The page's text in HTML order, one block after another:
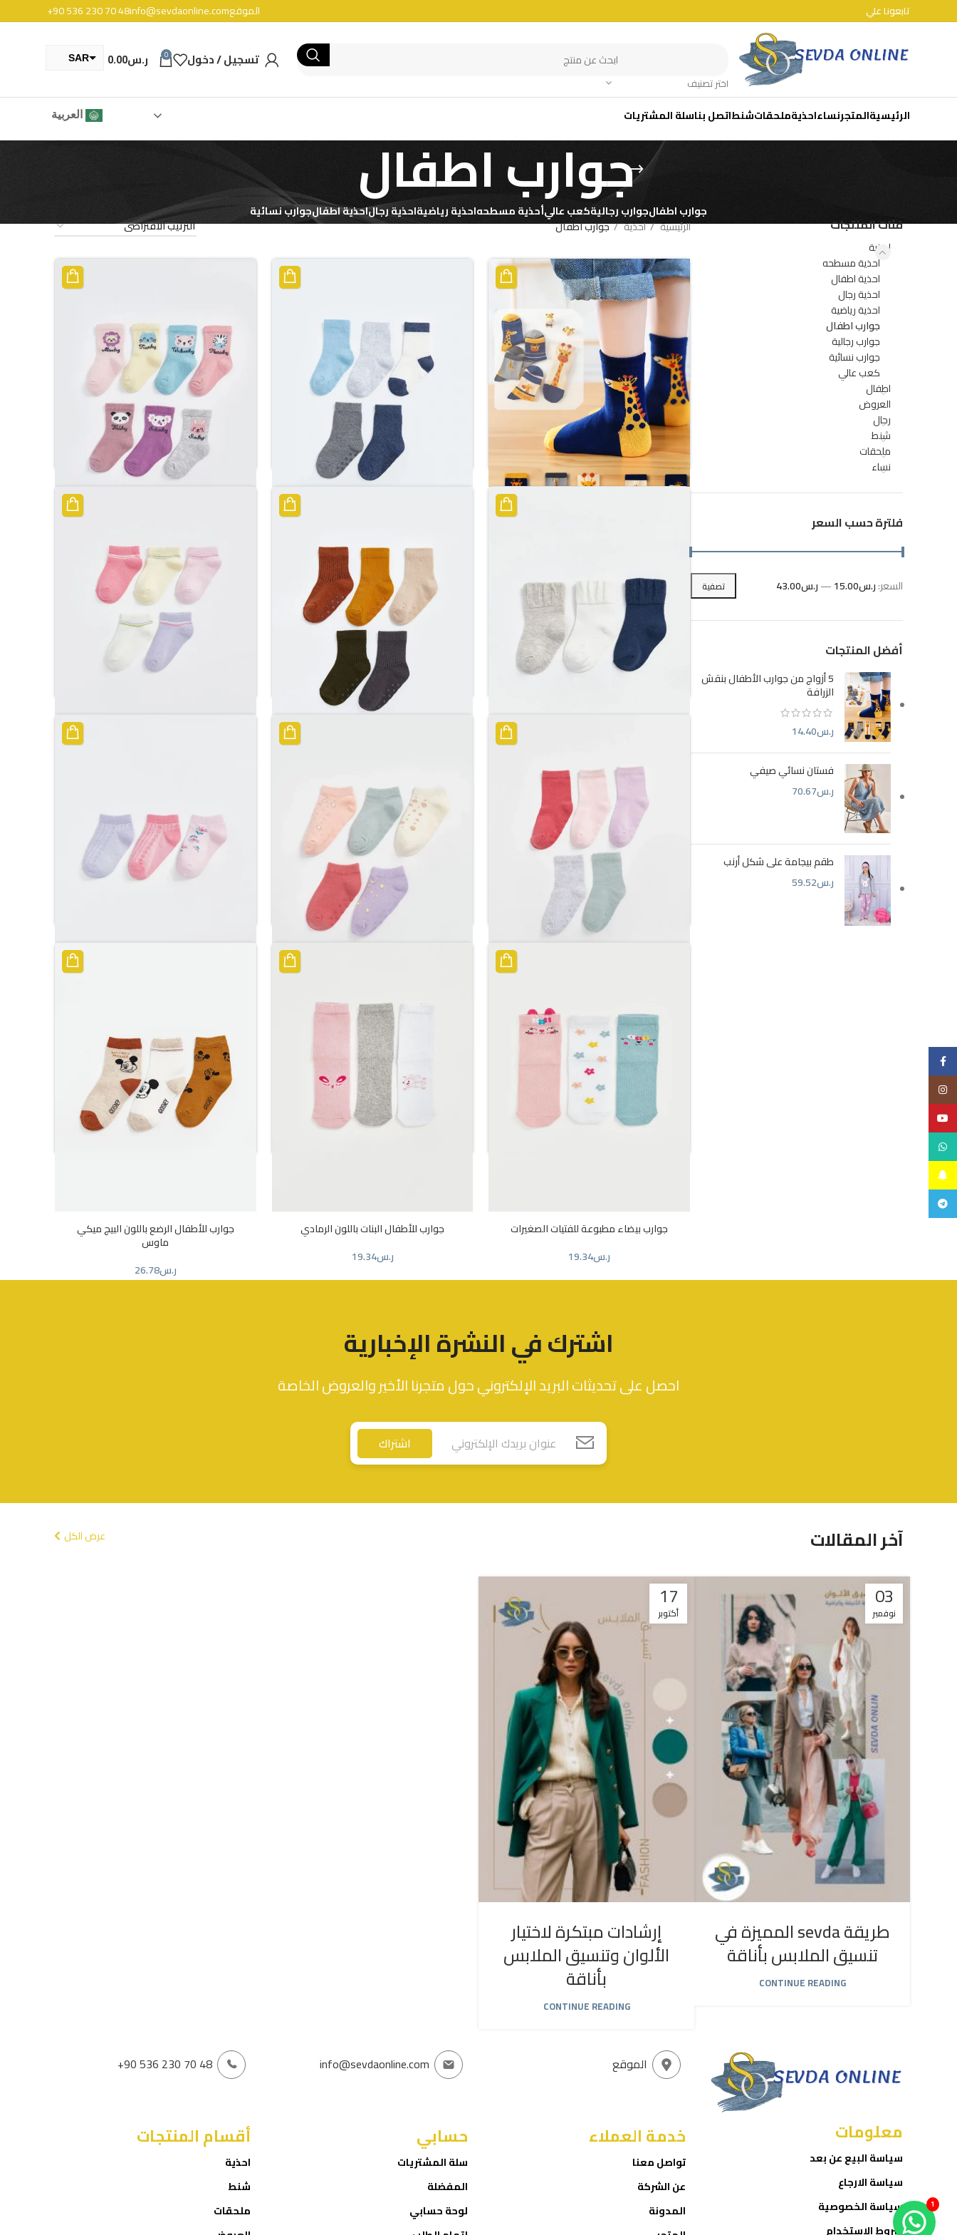
تابعونا علي الموقعinfo@sevdaonline.com
+90 536 230 70 48
اختر تصنيف
تسجيل / دخول 0 ر.س0.00
SAR
الرئيسيةالمتجرنساءاحذيةملحقاتشنطاتصل بناسلة المشتريات العربية
جوارب اطفال جوارب اطفالجوارب رجاليةكعب عاليأحذية مسطحهاحذية رياضيةاحذية رجالاحذية اطفالجوارب نسائية
فئات المنتجات
احذية
أحذية مسطحه
احذية اطفال
احذية رجال
احذية رياضية
جوارب اطفال
جوارب رجالية
جوارب نسائية
كعب عالي
اطفال
العروض
رجال
شنط
ملحقات
نساء
فلترة حسب السعر
أدنى
أعلى
تصفية السعر:ر.س15.00 —ر.س43.00
أفضل المنتجات
5 أزواج من جوارب الأطفال بنقش
الزرافة
ر.س14.40
فستان نسائي صيفي
ر.س70.67
طقم بيجامة على شكل أرنب
ر.س59.52
الرئيسية احذية جوارب اطفال
5 أزواج من جوارب الأطفال بنقش الزرافة
14.40
جوارب أساسية باللون الأزرق للأولاد الصغار
ر.س
29.76
جوارب أنيقة باللون الوردي مطبوعة للفتيات
الصغيرات
ر.س
41.66
جوارب اطفال أوف وايت مكونة من 3 قطع
19.34
ر.س 29.76
ر.س26.78
ر.س26.78
جوارب باللون الوردي مطبوعة للفتيات
ر.س26.78
جوارب بيضاء مطبوعة للفتيات الصغيرات
ر.س19.34
جوارب للأطفال البنات باللون الرمادي
ر.س19.34
جوارب للأطفال الرضع باللون البيج ميكي
ماوس
ر.س26.78
اشترك في النشرة الإخبارية
احصل على تحديثات البريد الإلكتروني حول متجرنا الأخير والعروض الخاصة
اشتراك
عرض الكل
آخر المقالات
03
نوفمبر
طريقة sevda المميزة في
تنسيق الملابس بأناقة
CONTINUE READING
17
أكتوبر
إرشادات مبتكرة لاختيار
الألوان وتنسيق الملابس
بأناقة
CONTINUE READING
+90 536 230 70 48
أقسام المنتجات
احذية
شنط
ملحقات
info@sevdaonline.com
حسابي
سلة المشتريات
المفضلة
لوحة حسابي
الموقع
خدمة العملاء
تواصل معنا
عن الشركة
المدونة
معلومات
سياسة البيع عن بعد
سياسة الارجاع
سياسة الخصوصية
شروط الاستخدام
1